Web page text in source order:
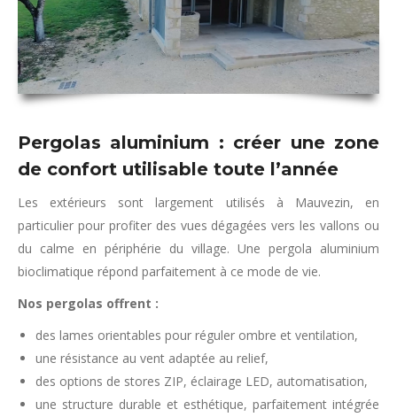
Pergolas aluminium : créer une zone
de confort utilisable toute l’année
Les extérieurs sont largement utilisés à Mauvezin, en
particulier pour profiter des vues dégagées vers les vallons ou
du calme en périphérie du village. Une pergola aluminium
bioclimatique répond parfaitement à ce mode de vie.
Nos pergolas offrent :
des lames orientables pour réguler ombre et ventilation,
une résistance au vent adaptée au relief,
des options de stores ZIP, éclairage LED, automatisation,
une structure durable et esthétique, parfaitement intégrée